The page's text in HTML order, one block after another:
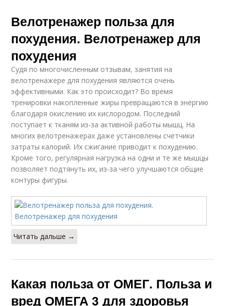
Велотренажер польза для
похудения. Велотренажер для
похудения
Судя по многочисленным отзывам, занятия на
велотренажере для похудения являются очень
эффективными. Как это происходит? Во время
тренировки накопленные жиры превращаются в энергию
благодаря окислению их кислородом. Последний
поступает к тканям из-за активной работы мышц. На
многих велотренажерах даже установлены счетчики
затраты калорий. Их сжигание приводит к похудению.
Кроме того, регулярная нагрузка на одни и те же мышцы
позволяет подтянуть их, из-за чего улучшаются общие
контуры фигуры.
Читать дальше →
Какая польза от ОМЕГ. Польза и
вред ОМЕГА 3 для здоровья